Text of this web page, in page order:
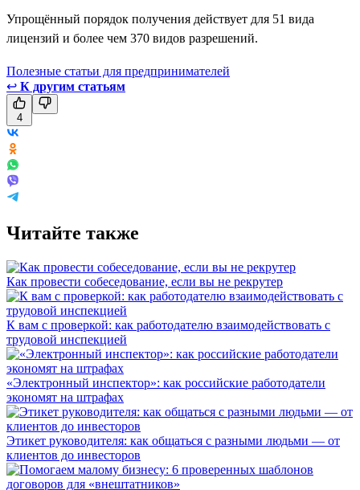
Упрощённый порядок получения действует для 51 вида
лицензий и более чем 370 видов разрешений.
Полезные статьи для предпринимателей
↩ К другим статьям
4
Читайте также
Как провести собеседование, если вы не рекрутер
К вам с проверкой: как работодателю взаимодействовать с
трудовой инспекцией
«Электронный инспектор»: как российские работодатели
экономят на штрафах
Этикет руководителя: как общаться с разными людьми — от
клиентов до инвесторов